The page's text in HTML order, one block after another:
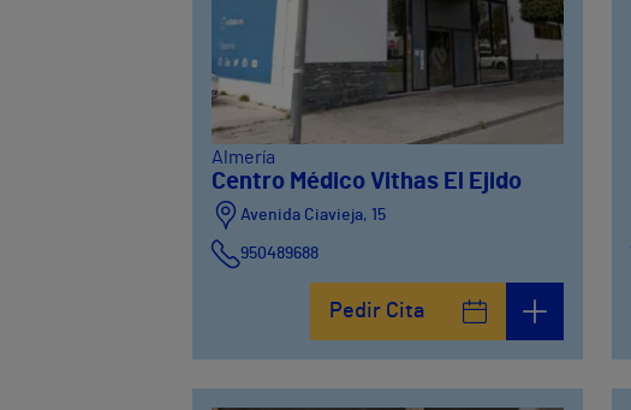
Almería
Centro Médico Vithas El Ejido
Avenida Ciavieja, 15
950489688
Pedir Cita